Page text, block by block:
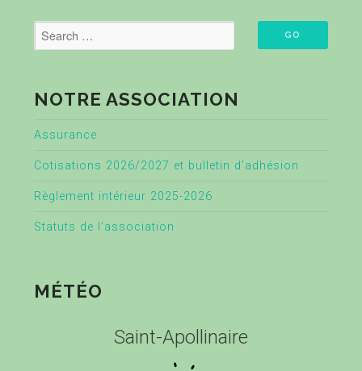
NOTRE ASSOCIATION
Assurance
Cotisations 2026/2027 et bulletin d’adhésion
Règlement intérieur 2025-2026
Statuts de l’association
MÉTÉO
Saint-Apollinaire